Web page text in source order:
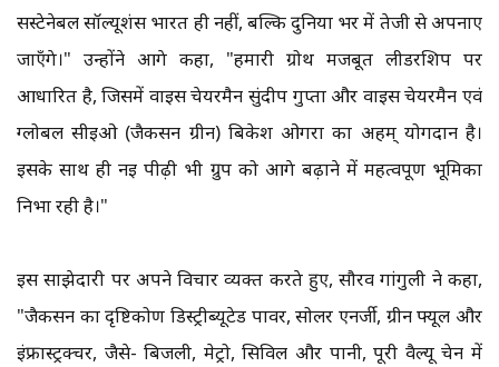
सस्टेनेबल सॉल्यूशंस भारत ही नहीं, बल्कि दुनिया भर में तेजी से अपनाए
जाएँगे।" उन्होंने आगे कहा, "हमारी ग्रोथ मजबूत लीडरशिप पर
आधारित है, जिसमें वाइस चेयरमैन सुंदीप गुप्ता और वाइस चेयरमैन एवं
ग्लोबल सीईओ (जैकसन ग्रीन) बिकेश ओगरा का अहम् योगदान है।
इसके साथ ही नई पीढ़ी भी ग्रुप को आगे बढ़ाने में महत्वपूर्ण भूमिका
निभा रही है।"
इस साझेदारी पर अपने विचार व्यक्त करते हुए, सौरव गांगुली ने कहा,
"जैकसन का दृष्टिकोण डिस्ट्रीब्यूटेड पावर, सोलर एनर्जी, ग्रीन फ्यूल और
इंफ्रास्ट्रक्चर, जैसे- बिजली, मेट्रो, सिविल और पानी, पूरी वैल्यू चेन में